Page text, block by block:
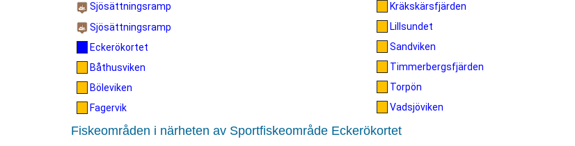
Sjösättningsramp
Sjösättningsramp
Eckerökortet
Båthusviken
Böleviken
Fagervik
Kräkskärsfjärden
Lillsundet
Sandviken
Timmerbergsfjärden
Torpön
Vadsjöviken
Fiskeområden i närheten av Sportfiskeområde Eckerökortet